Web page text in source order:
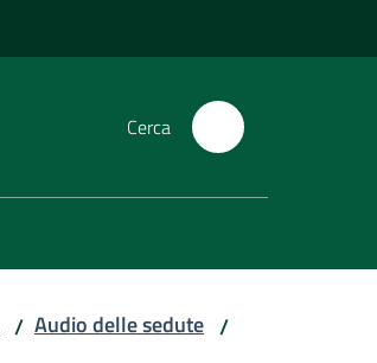
Cerca
/ Audio delle sedute /